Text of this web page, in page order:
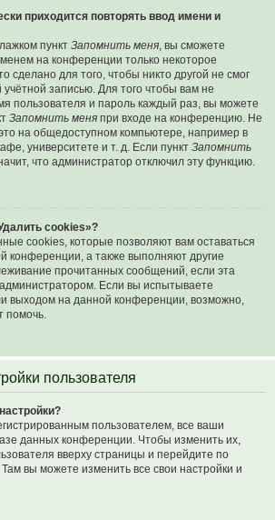
приходится повторять ввод имени и
пункт Запомнить меня, вы сможете
на конференции только некоторое
сделано для того, чтобы никто другой не смог
записью. Для того чтобы вам не
пользователя и пароль каждый раз, вы можете
Запомнить меня при входе на конференцию. Не
на общедоступном компьютере, например в
университете и т. д. Если пункт Запомнить
что администратор отключил эту функцию.
cookies»?
cookies, которые позволяют вам оставаться
конференции, а также выполняют другие
прочитанных сообщений, если эта
Если вы испытываете
выходом на данной конференции, возможно,
помочь.
пользователя
пользователем, все ваши
данных конференции. Чтобы изменить их,
вверху страницы и перейдите по
Там вы можете изменить все свои настройки и